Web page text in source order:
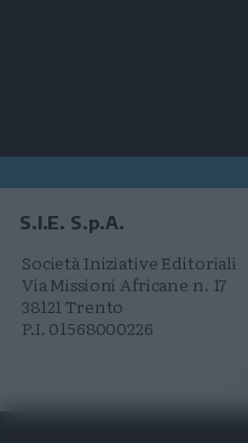
S.I.E. S.p.A.
Società Iniziative Editoriali
Via Missioni Africane n. 17
38121 Trento
P.I. 01568000226